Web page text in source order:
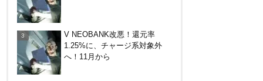
大正解だった2つの理由
V NEOBANK改悪！還元率
1.25%に、チャージ系対象外
へ！11月から